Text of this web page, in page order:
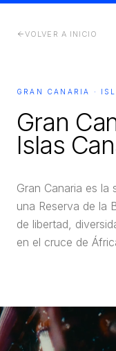
VOLVER A INICIO
GRAN CANARIA ·
Gran
Islas
Gran Canaria es
una Reserva de la
de libertad,
en el cruce de